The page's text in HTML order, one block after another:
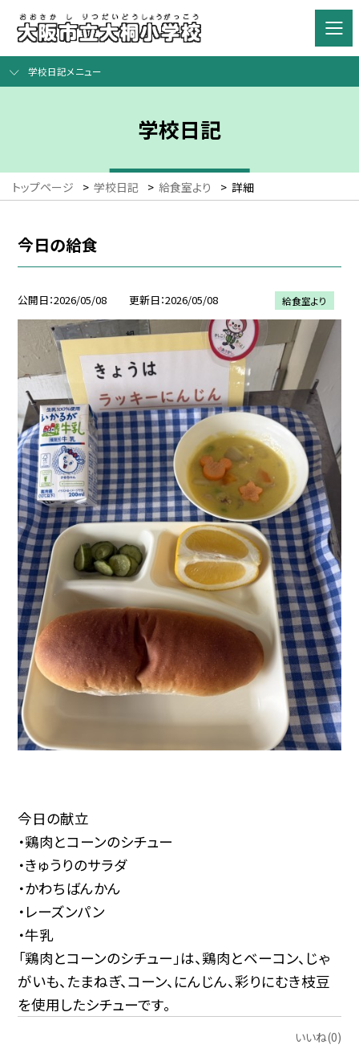
学校日記メニュー
学校日記
トップページ > 学校日記 > 給食室より > 詳細
今日の給食
公開日 2026/05/08 更新日 2026/05/08 給食室より
今日の献立
・鶏肉とコーンのシチュー
・きゅうりのサラダ
・かわちばんかん
・レーズンパン
・牛乳
「鶏肉とコーンのシチュー」は、鶏肉とベーコン、じゃ
がいも、たまねぎ、コーン、にんじん、彩りにむき枝豆
を使用したシチューです。
いいね(0)